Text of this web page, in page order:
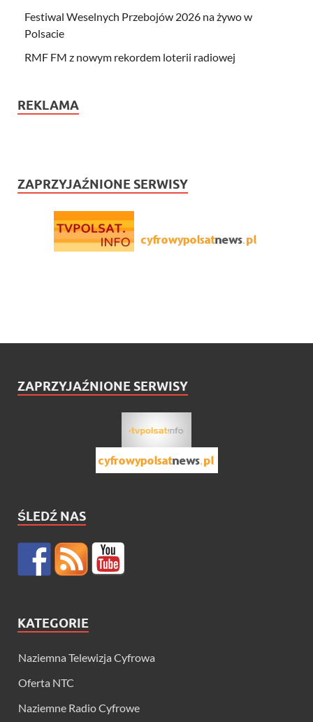
Festiwal Weselnych Przebojów 2026 na żywo w
Polsacie
RMF FM z nowym rekordem loterii radiowej
REKLAMA
ZAPRZYJAŹNIONE SERWISY
ZAPRZYJAŹNIONE SERWISY
ŚLEDŹ NAS
KATEGORIE
Naziemna Telewizja Cyfrowa
Oferta NTC
Naziemne Radio Cyfrowe